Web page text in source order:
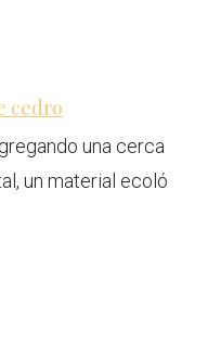
cedro
una cerca
un material ecoló